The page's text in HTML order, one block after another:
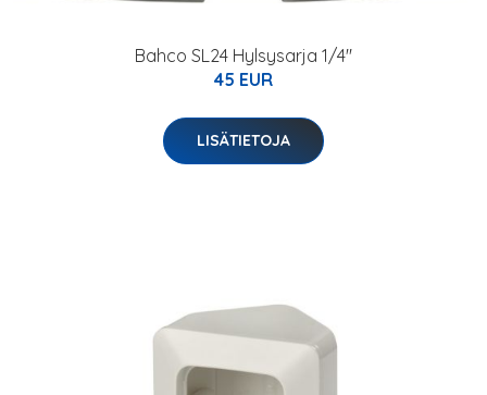
Bahco SL24 Hylsysarja 1/4"
45 EUR
LISÄTIETOJA